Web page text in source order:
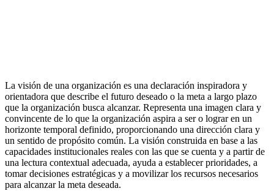
La visión de una organización es una declaración inspiradora y
orientadora que describe el futuro deseado o la meta a largo plazo
que la organización busca alcanzar. Representa una imagen clara y
convincente de lo que la organización aspira a ser o lograr en un
horizonte temporal definido, proporcionando una dirección clara y
un sentido de propósito común. La visión construida en base a las
capacidades institucionales reales con las que se cuenta y a partir de
una lectura contextual adecuada, ayuda a establecer prioridades, a
tomar decisiones estratégicas y a movilizar los recursos necesarios
para alcanzar la meta deseada.